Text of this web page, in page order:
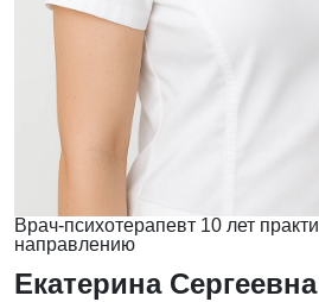
Врач-психотерапевт 10 лет
направлению
Екатерина